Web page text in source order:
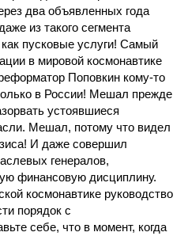
два объявленных года
из такого сегмента
пусковые услуги! Самый
в мировой космонавтике
Поповкин кому-то
в России! Мешал прежде
устоявшиеся
Мешал, потому что видел
И даже совершил
генералов,
финансовую дисциплину.
космонавтике руководство
порядок с
себе, что в момент, когда